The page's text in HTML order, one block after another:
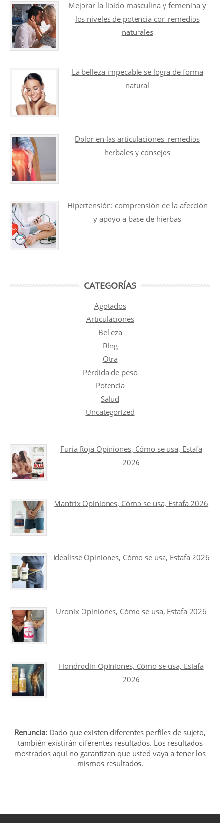
Mejorar la libido masculina y femenina y
los niveles de potencia con remedios
naturales
La belleza impecable se logra de forma
natural
Dolor en las articulaciones: remedios
herbales y consejos
Hipertensión: comprensión de la afección
y apoyo a base de hierbas
CATEGORÍAS
Agotados
Articulaciones
Belleza
Blog
Otra
Pérdida de peso
Potencia
Salud
Uncategorized
Furia Roja Opiniones, Cómo se usa, Estafa
2026
Mantrix Opiniones, Cómo se usa, Estafa 2026
Idealisse Opiniones, Cómo se usa, Estafa 2026
Uronix Opiniones, Cómo se usa, Estafa 2026
Hondrodin Opiniones, Cómo se usa, Estafa
2026
Renuncia: Dado que existen diferentes perfiles de sujeto,
también existirán diferentes resultados. Los resultados
mostrados aquí no garantizan que usted vaya a tener los
mismos resultados.